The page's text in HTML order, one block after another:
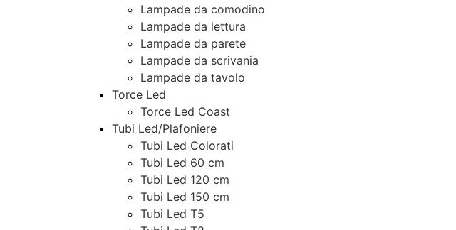
Lampade da comodino
Lampade da lettura
Lampade da parete
Lampade da scrivania
Lampade da tavolo
Torce Led
Torce Led Coast
Tubi Led/Plafoniere
Tubi Led Colorati
Tubi Led 60 cm
Tubi Led 120 cm
Tubi Led 150 cm
Tubi Led T5